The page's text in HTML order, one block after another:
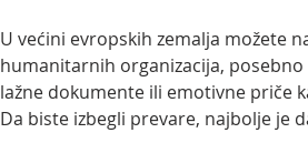
U većini evropskih zemalja možete
humanitarnih organizacija,
lažne dokumente ili emotivne priče
Da biste izbegli prevare, najbolje je